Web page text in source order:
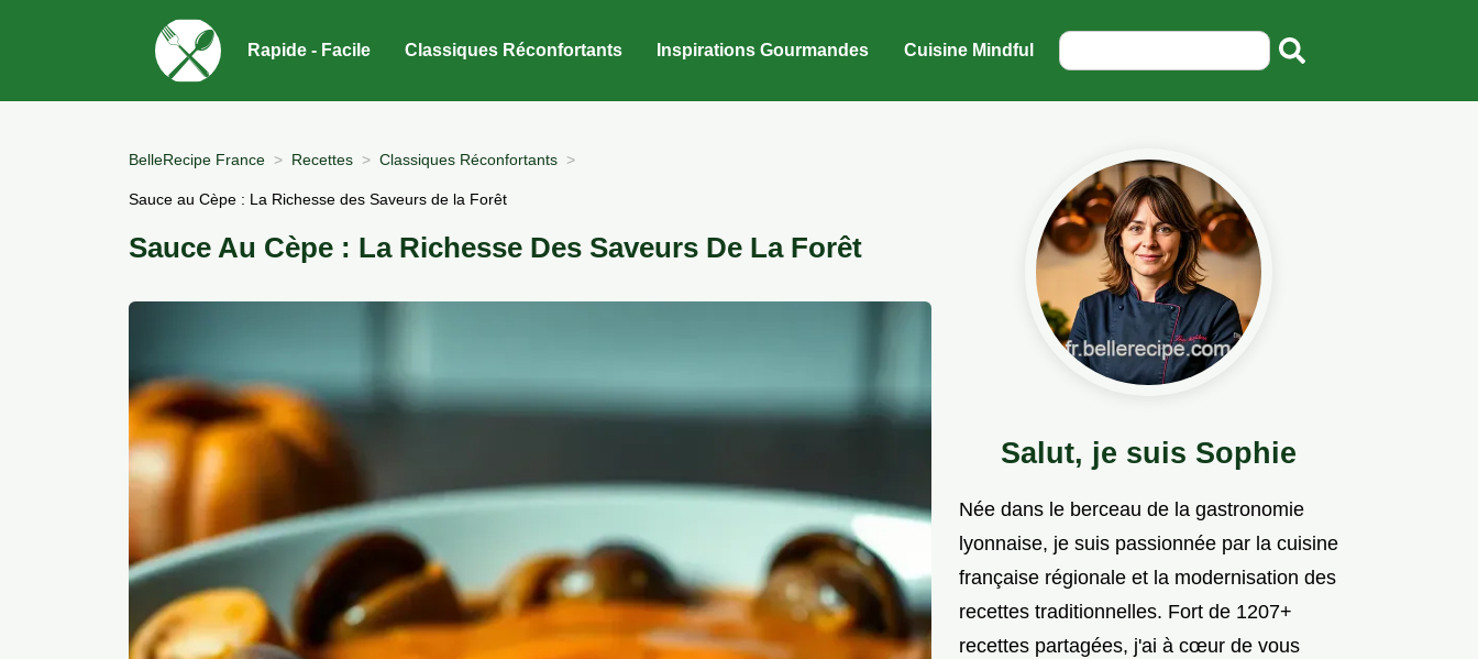
Rapide - Facile Classiques Réconfortants Inspirations Gourmandes Cuisine Mindful
BelleRecipe France Recettes Classiques Réconfortants
Sauce au Cèpe : La Richesse des Saveurs de la Forêt
Sauce Au Cèpe : La Richesse Des Saveurs De La Forêt
Salut, je suis Sophie
Née dans le berceau de la gastronomie
lyonnaise, je suis passionnée par la cuisine
française régionale et la modernisation des
recettes traditionnelles. Fort de 1207+
recettes partagées, j'ai à cœur de vous